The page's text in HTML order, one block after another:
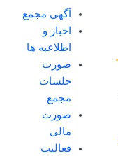
آگهی مجمع
اخبار و
اطلاعیه ها
صورت
جلسات
مجمع
صورت
مالی
فعالیت